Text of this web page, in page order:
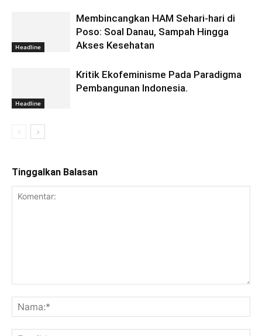
Headline
Membincangkan HAM Sehari-hari di
Poso: Soal Danau, Sampah Hingga
Akses Kesehatan
Headline
Kritik Ekofeminisme Pada Paradigma
Pembangunan Indonesia.
Tinggalkan Balasan